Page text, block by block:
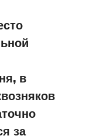
в
за